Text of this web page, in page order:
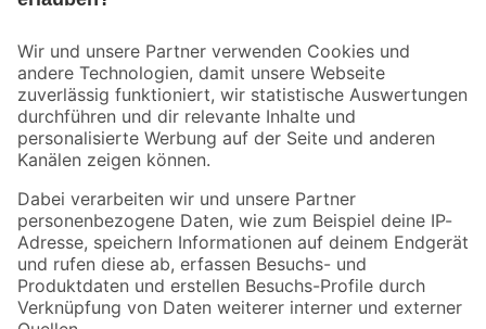
Der toom Newsletter: Keine Angebote und Aktionen mehr verpassen!
Zur Newsletter Anmeldung
Folge uns
Zahlungsarten Versandarten